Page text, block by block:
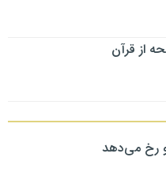
از قرآن
رخ می‌دهد